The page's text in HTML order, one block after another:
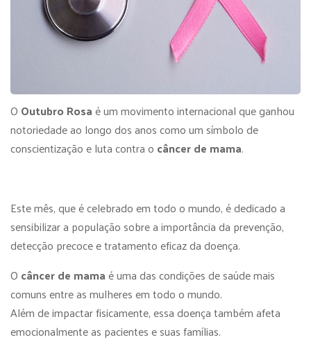
O Outubro Rosaé um movimento internacional que ganhou
notoriedade ao longo dos anos como um símbolo de
conscientização e luta contra o câncer de mama.
Este mês, que é celebrado em todo o mundo, é dedicado a
sensibilizar a população sobre a importância da prevenção,
detecção precoce e tratamento eficaz da doença.
O câncer de mamaé uma das condições de saúde mais
comuns entre as mulheres em todo o mundo.
Além de impactar fisicamente, essa doença também afeta
emocionalmente as pacientes e suas famílias.